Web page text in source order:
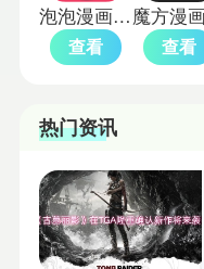
泡泡漫画手机版
查看 查看
热门资讯